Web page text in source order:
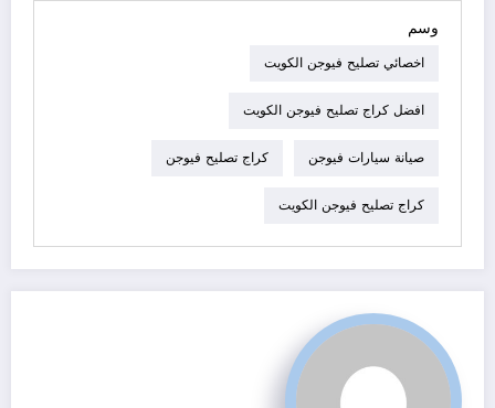
وسم
اخصائي تصليح فيوجن الكويت
افضل كراج تصليح فيوجن الكويت
صيانة سيارات فيوجن كراج تصليح فيوجن
كراج تصليح فيوجن الكويت